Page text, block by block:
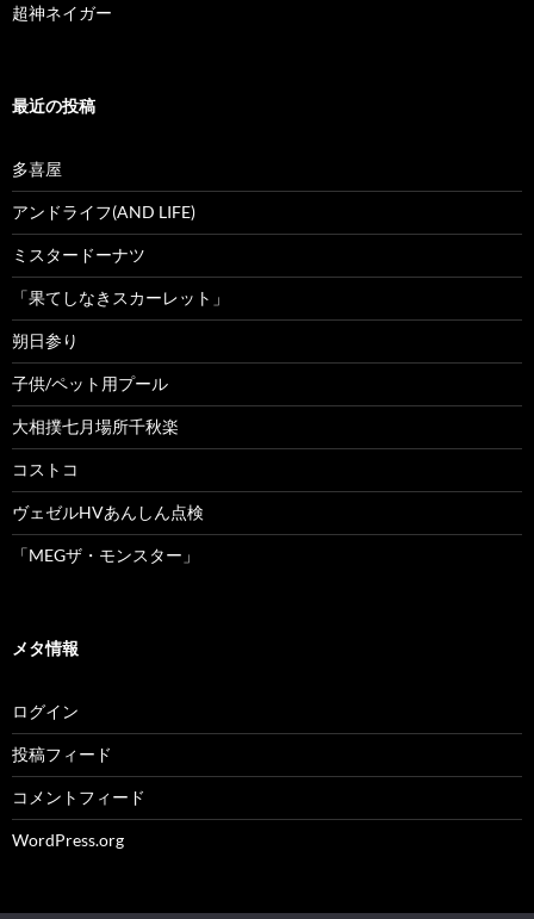
超神ネイガー
最近の投稿
多喜屋
アンドライフ(AND LIFE)
ミスタードーナツ
「果てしなきスカーレット」
朔日参り
子供/ペット用プール
大相撲七月場所千秋楽
コストコ
ヴェゼルHVあんしん点検
「MEGザ・モンスター」
メタ情報
ログイン
投稿フィード
コメントフィード
WordPress.org